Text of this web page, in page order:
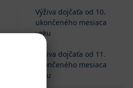
Výživa dojčaťa od 10.
ukončeného mesiaca
veku
Výživa dojčaťa od 11.
ukončeného mesiaca
veku